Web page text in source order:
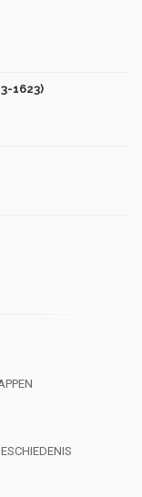
1623)